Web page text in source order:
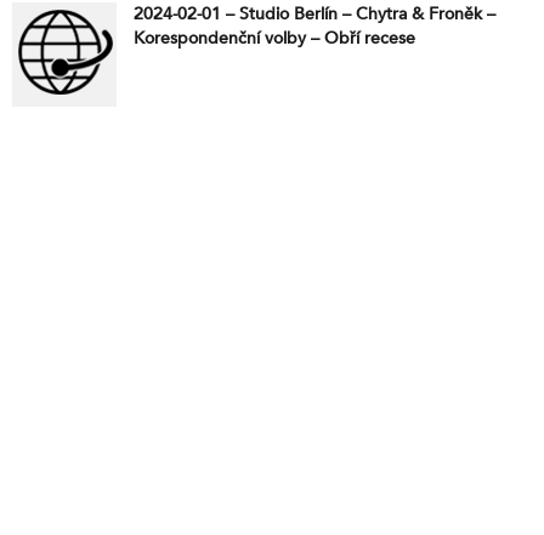
2024-02-01 – Studio Berlín – Chytra & Froněk –
Korespondenční volby – Obří recese